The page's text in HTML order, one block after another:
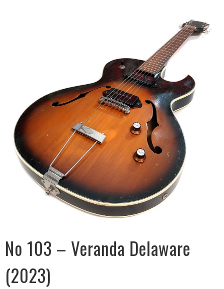
No 103 – Veranda Delaware
(2023)